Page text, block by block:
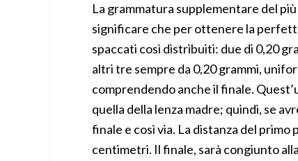
La grammatura supplementare del
significare che per ottenere la
spaccati così distribuiti: due di 0,20
altri tre sempre da 0,20 grammi,
comprendendo anche il finale.
quella della lenza madre; quindi, se
finale e così via. La distanza del primo
centimetri. Il finale, sarà congiunto